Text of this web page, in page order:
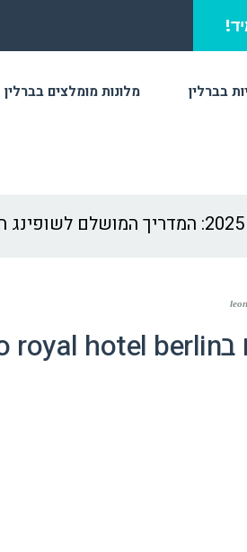
בברלין מלונות מומלצים בברלין
בroyal hotel berlin